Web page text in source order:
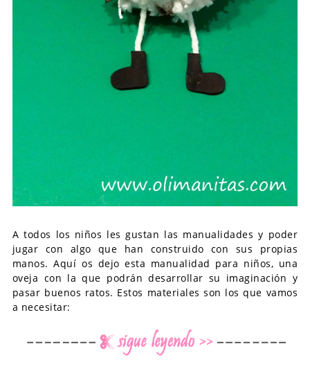
A todos los niños les gustan las manualidades y poder
jugar con algo que han construido con sus propias
manos. Aquí os dejo esta manualidad para niños, una
oveja con la que podrán desarrollar su imaginación y
pasar buenos ratos. Estos materiales son los que vamos
a necesitar: